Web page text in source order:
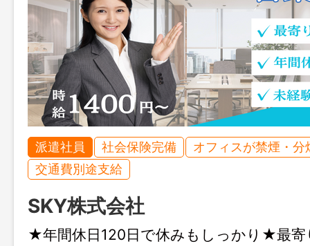
派遣社員 社会保険完備
オフィスが禁煙・分
交通費別途支給
SKY株式会社
★年間休日120日で休みもしっかり★最寄